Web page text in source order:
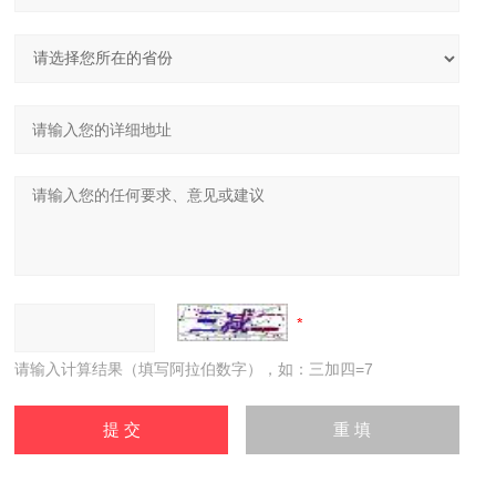
请输入计算结果（填写阿拉伯数字），如：三加四=7